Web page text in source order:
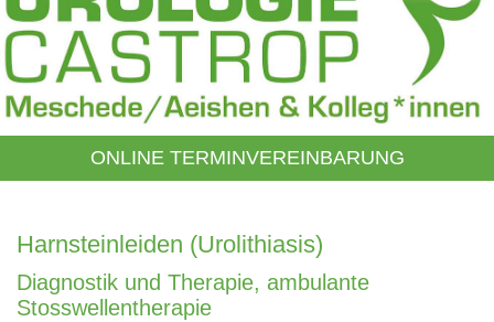
ONLINE TERMINVEREINBARUNG
Harnsteinleiden (Urolithiasis)
Diagnostik und Therapie, ambulante
Stosswellentherapie